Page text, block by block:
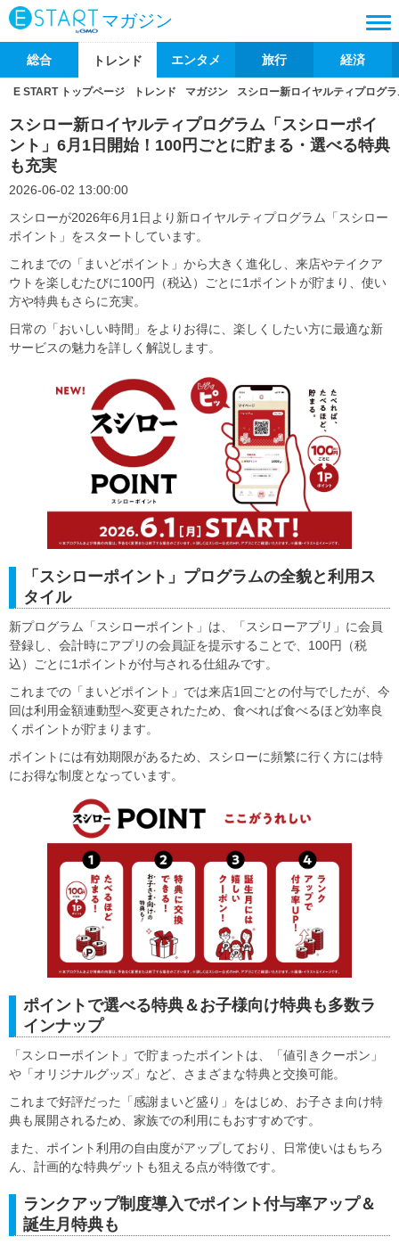
マガジン
総合 トレンド エンタメ 旅行 経済
E START トップページ トレンド マガジン スシロー新ロイヤルティプログ
スシロー新ロイヤルティプログラム「スシローポイ
ント」6月1日開始！100円ごとに貯まる・選べる特典
も充実
2026-06-02 13:00:00
スシローが2026年6月1日より新ロイヤルティプログラム「スシロー
ポイント」をスタートしています。
これまでの「まいどポイント」から大きく進化し、来店やテイクア
ウトを楽しむたびに100円（税込）ごとに1ポイントが貯まり、使い
方や特典もさらに充実。
日常の「おいしい時間」をよりお得に、楽しくしたい方に最適な新
サービスの魅力を詳しく解説します。
「スシローポイント」プログラムの全貌と利用ス
タイル
新プログラム「スシローポイント」は、「スシローアプリ」に会員
登録し、会計時にアプリの会員証を提示することで、100円（税
込）ごとに1ポイントが付与される仕組みです。
これまでの「まいどポイント」では来店1回ごとの付与でしたが、今
回は利用金額連動型へ変更されたため、食べれば食べるほど効率良
くポイントが貯まります。
ポイントには有効期限があるため、スシローに頻繁に行く方には特
にお得な制度となっています。
ポイントで選べる特典＆お子様向け特典も多数ラ
インナップ
「スシローポイント」で貯まったポイントは、「値引きクーポン」
や「オリジナルグッズ」など、さまざまな特典と交換可能。
これまで好評だった「感謝まいど盛り」をはじめ、お子さま向け特
典も展開されるため、家族での利用にもおすすめです。
また、ポイント利用の自由度がアップしており、日常使いはもちろ
ん、計画的な特典ゲットも狙える点が特徴です。
ランクアップ制度導入でポイント付与率アップ＆
誕生月特典も